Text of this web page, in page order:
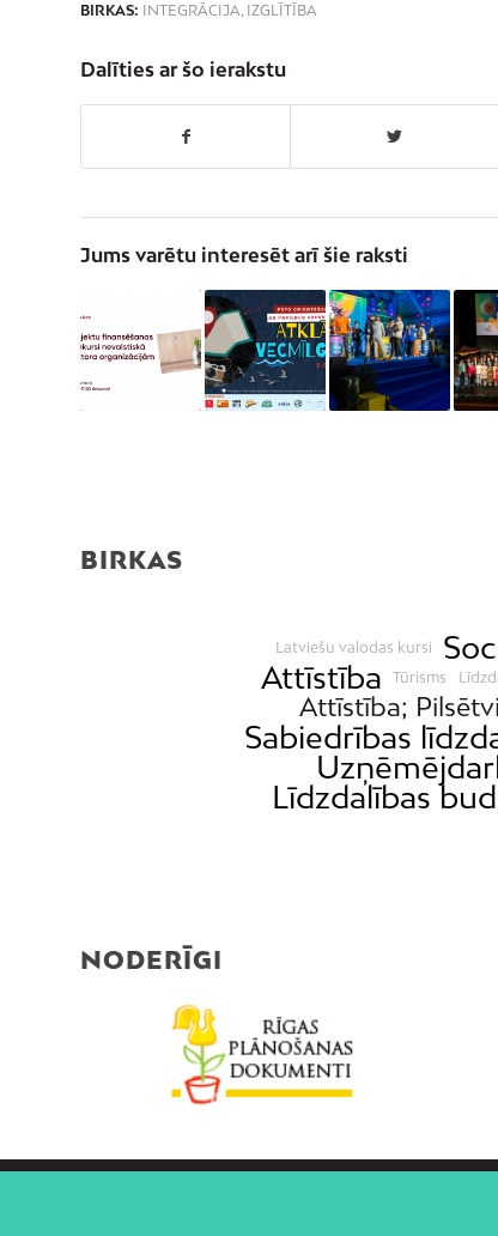
BIRKAS: INTEGRĀCIJA, IZGLĪTĪBA
Dalīties ar šo ierakstu
Jums varētu interesēt arī šie raksti
BIRKAS
Latviešu valodas kursi
Attīstība Tūrisms
Attīstība;
Sabiedrības
Līdzdalības
NODERĪGI